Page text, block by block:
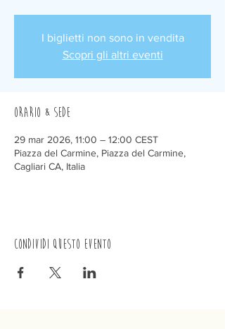
I biglietti non sono in vendita
Scopri gli altri eventi
Orario & Sede
29 mar 2026, 11:00 – 12:00 CEST
Piazza del Carmine, Piazza del Carmine,
Cagliari CA, Italia
Condividi questo evento